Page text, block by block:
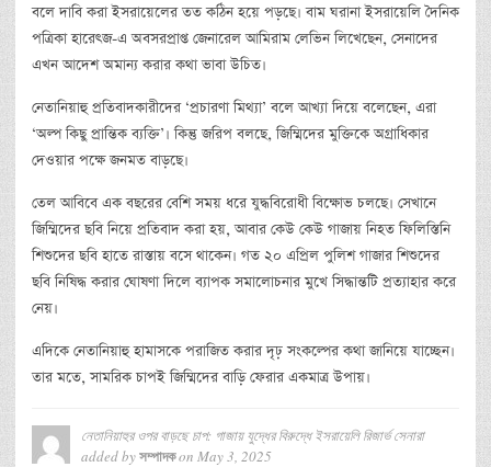
বলে দাবি করা ইসরায়েলের তত কঠিন হয়ে পড়ছে। বাম ঘরানা ইসরায়েলি দৈনিক
পত্রিকা হারেৎজ-এ অবসরপ্রাপ্ত জেনারেল আমিরাম লেভিন লিখেছেন, সেনাদের
এখন আদেশ অমান্য করার কথা ভাবা উচিত।
নেতানিয়াহু প্রতিবাদকারীদের ‘প্রচারণা মিথ্যা’ বলে আখ্যা দিয়ে বলেছেন, এরা
‘অল্প কিছু প্রান্তিক ব্যক্তি’। কিন্তু জরিপ বলছে, জিম্মিদের মুক্তিকে অগ্রাধিকার
দেওয়ার পক্ষে জনমত বাড়ছে।
তেল আবিবে এক বছরের বেশি সময় ধরে যুদ্ধবিরোধী বিক্ষোভ চলছে। সেখানে
জিম্মিদের ছবি নিয়ে প্রতিবাদ করা হয়, আবার কেউ কেউ গাজায় নিহত ফিলিস্তিনি
শিশুদের ছবি হাতে রাস্তায় বসে থাকেন। গত ২০ এপ্রিল পুলিশ গাজার শিশুদের
ছবি নিষিদ্ধ করার ঘোষণা দিলে ব্যাপক সমালোচনার মুখে সিদ্ধান্তটি প্রত্যাহার করে
নেয়।
এদিকে নেতানিয়াহু হামাসকে পরাজিত করার দৃঢ় সংকল্পের কথা জানিয়ে যাচ্ছেন।
তার মতে, সামরিক চাপই জিম্মিদের বাড়ি ফেরার একমাত্র উপায়।
নেতানিয়াহুর ওপর বাড়ছে চাপ: গাজায় যুদ্ধের বিরুদ্ধে ইসরায়েলি রিজার্ভ সেনারা
added by সম্পাদকon May 3, 2025